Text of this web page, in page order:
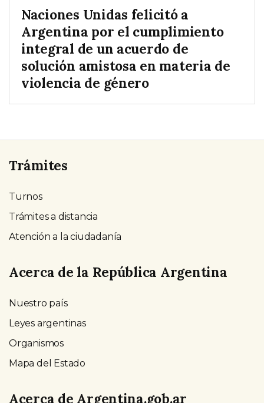
Naciones Unidas felicitó a
Argentina por el cumplimiento
integral de un acuerdo de
solución amistosa en materia de
violencia de género
Trámites
Turnos
Trámites a distancia
Atención a la ciudadanía
Acerca de la República Argentina
Nuestro país
Leyes argentinas
Organismos
Mapa del Estado
Acerca de Argentina.gob.ar